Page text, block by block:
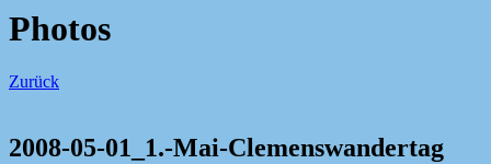
Photos
Zurück
2008-05-01_1.-Mai-Clemenswandertag